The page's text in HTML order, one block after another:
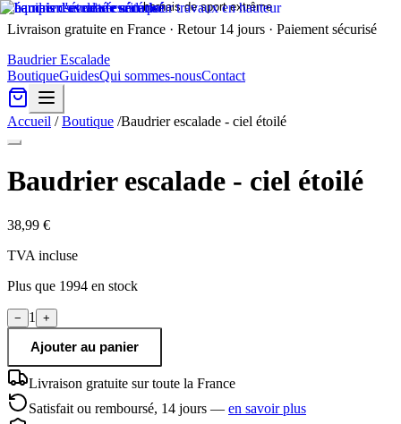
Livraison gratuite en France · Retour 14 jours · Paiement sécurisé
Baudrier Escalade
BoutiqueGuidesQui sommes-nousContact
Accueil / Boutique /Baudrier escalade - ciel étoilé
Baudrier escalade - ciel étoilé
38,99 €
TVA incluse
Plus que 1994 en stock
− 1 +
Ajouter au panier
Livraison gratuite sur toute la France
Satisfait ou remboursé, 14 jours — en savoir plus